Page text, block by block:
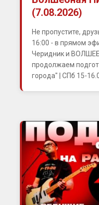
(7.08.2026)
Не пропустите,
16:00 - в прямом
Черидник и
продолжаем
города" | СПб 15-